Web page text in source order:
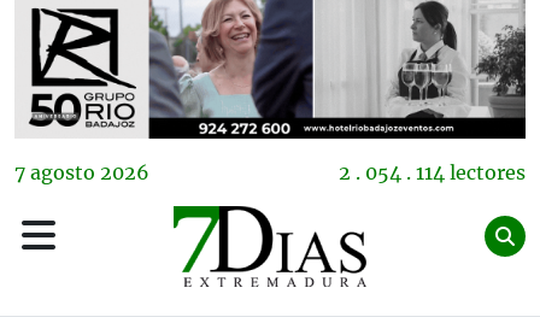
7 agosto 2026 2 . 054 . 114 lectores